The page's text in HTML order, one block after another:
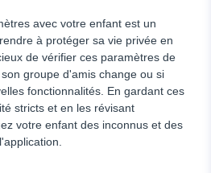
avec votre enfant est un
à protéger sa vie privée en
de vérifier ces paramètres de
groupe d'amis change ou si
fonctionnalités. En gardant ces
stricts et en les révisant
votre enfant des inconnus et des